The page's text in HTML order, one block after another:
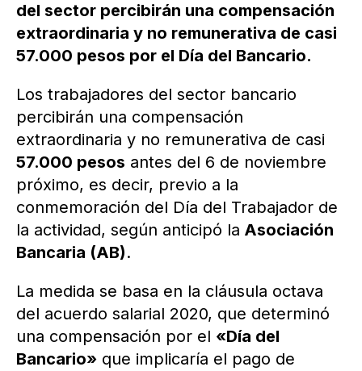
del sector percibirán una compensación
extraordinaria y no remunerativa de casi
57.000 pesos por el Día del Bancario.
Los trabajadores del sector bancario
percibirán una compensación
extraordinaria y no remunerativa de casi
57.000 pesos antes del 6 de noviembre
próximo, es decir, previo a la
conmemoración del Día del Trabajador de
la actividad, según anticipó la Asociación
Bancaria (AB).
La medida se basa en la cláusula octava
del acuerdo salarial 2020, que determinó
una compensación por el «Día del
Bancario» que implicaría el pago de